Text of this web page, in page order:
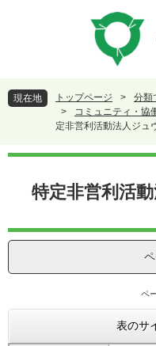
頭
で
飛
ば
本
現在地 トップページ > 分類
>
コミュニティ・協
定非営利活動法人ジュ
本
特定非営利活
ペ
表のサ